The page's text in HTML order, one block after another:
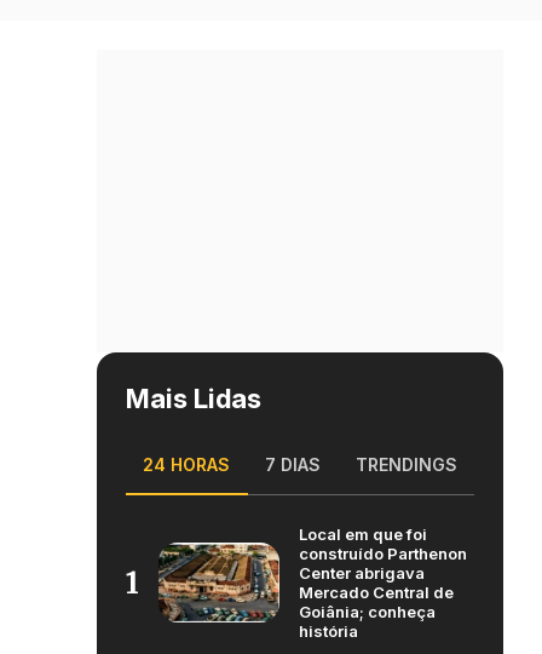
Mais Lidas
24 HORAS 7 DIAS TRENDINGS
1
Local em que foi
construído Parthenon
Center abrigava
Mercado Central de
Goiânia; conheça
história